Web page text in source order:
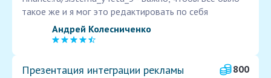
такое же и я мог это редактировать по себя
Андрей Колесниченко
Презентация интеграции рекламы
800